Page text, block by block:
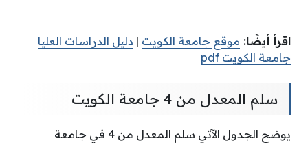
اقرأ أيضًا: موقع جامعة الكويت | دليل الدراسات العليا
جامعة الكويت pdf
سلم المعدل من 4 جامعة الكويت
يوضح الجدول الآتي سلم المعدل من 4 في جامعة